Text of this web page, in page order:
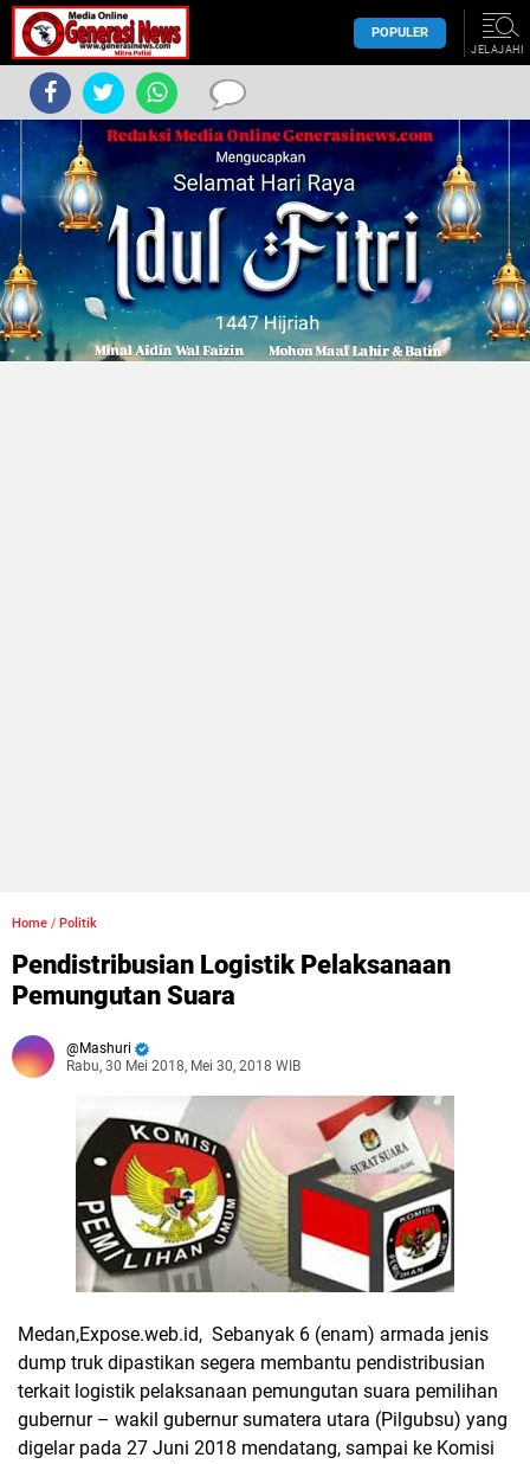
POPULER
JELAJAHI
Home / Politik
Pendistribusian Logistik Pelaksanaan
Pemungutan Suara
Mashuri
Rabu, 30 Mei 2018, Mei 30, 2018 WIB
Medan,Expose.web.id, Sebanyak 6 (enam) armada jenis
dump truk dipastikan segera membantu pendistribusian
terkait logistik pelaksanaan pemungutan suara pemilihan
gubernur – wakil gubernur sumatera utara (Pilgubsu) yang
digelar pada 27 Juni 2018 mendatang, sampai ke Komisi